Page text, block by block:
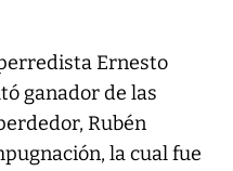
Ernesto
ganador de las
Rubén
la cual fue